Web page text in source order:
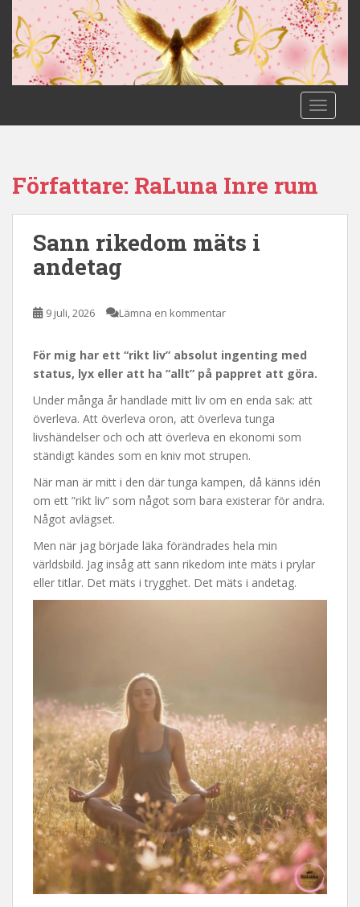
Författare: RaLuna Inre rum
Sann rikedom mäts i
andetag
9 juli, 2026 Lämna en kommentar
För mig har ett “rikt liv” absolut ingenting med
status, lyx eller att ha “allt” på pappret att göra.
Under många år handlade mitt liv om en enda sak: att
överleva. Att överleva oron, att överleva tunga
livshändelser och och att överleva en ekonomi som
ständigt kändes som en kniv mot strupen.
När man är mitt i den där tunga kampen, då känns idén
om ett ”rikt liv” som något som bara existerar för andra.
Något avlägset.
Men när jag började läka förändrades hela min
världsbild. Jag insåg att sann rikedom inte mäts i prylar
eller titlar. Det mäts i trygghet. Det mäts i andetag.